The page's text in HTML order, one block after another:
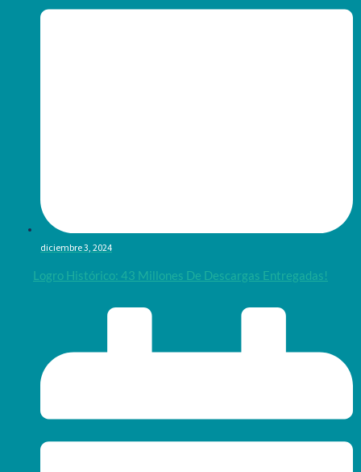
diciembre 3, 2024
Logro Histórico: 43 Millones De Descargas Entregadas!